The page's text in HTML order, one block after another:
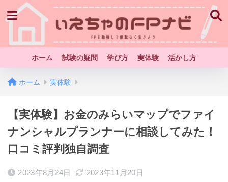
ホーム 試験の疑問 学び方 実体験 活かし方
ホーム 実体験
【実体験】お金のみらいマップでファイ
ナンシャルプランナーに相談してみた！
口コミ評判独自調査
2023年8月24日 2023年11月20日